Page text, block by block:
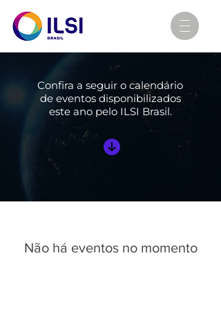
Confira a seguir o calendário
de eventos disponibilizados
este ano pelo ILSI Brasil.
Não há eventos no momento